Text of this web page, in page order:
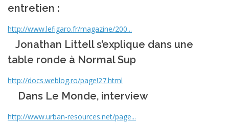
entretien :
http://www.lefigaro.fr/magazine/200...
Jonathan Littell s’explique dans une
table ronde à Normal Sup
http://docs.weblog.ro/page!27.html
Dans Le Monde, interview
http://www.urban-resources.net/page...